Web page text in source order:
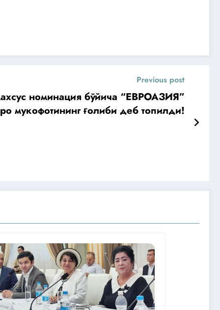
Previous post
номинация бўйича “ЕВРОАЗИЯ”
мукофотининг ғолиби деб топилди!